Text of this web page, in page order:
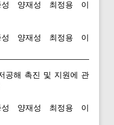
양재성 최정용 이
양재성 최정용 이
해 촉진 및 지원에 관
양재성 최정용 이